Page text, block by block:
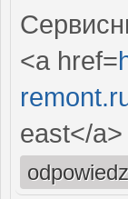
<a href=
east</a>
odpowiedz